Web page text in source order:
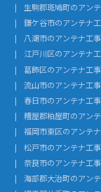
生駒郡斑鳩町のアン
鎌ケ谷市のアンテナ
八潮市のアンテナ工事
江戸川区のアンテナ
葛飾区のアンテナ工事
流山市のアンテナ工事
春日市のアンテナ工事
糟屋郡粕屋町のアン
福岡市東区のアンテ
松戸市のアンテナ工事
奈良市のアンテナ工事
海部郡大治町のアン